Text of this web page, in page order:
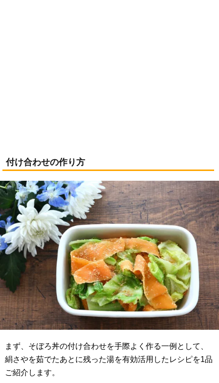
付け合わせの作り方
まず、そぼろ丼の付け合わせを手際よく作る一例として、
絹さやを茹でたあとに残った湯を有効活用したレシピを1品
ご紹介します。